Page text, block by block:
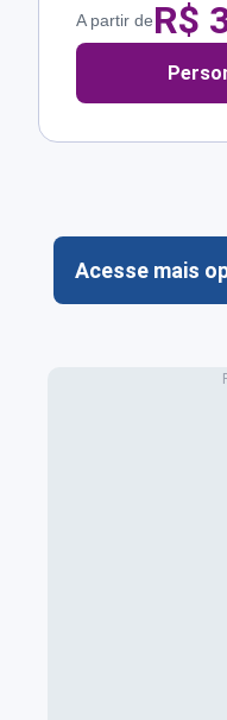
A partir deR$
Acesse mais